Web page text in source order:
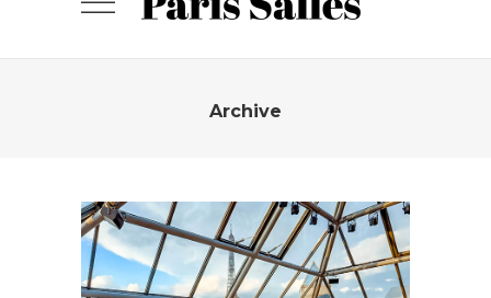
Archive
Store
Remise de diplôme Rooftop
TERRASSE ANATOLE
- 50 pers 50 à 100 pers 7e
arrondissement Anniversaire Bar-